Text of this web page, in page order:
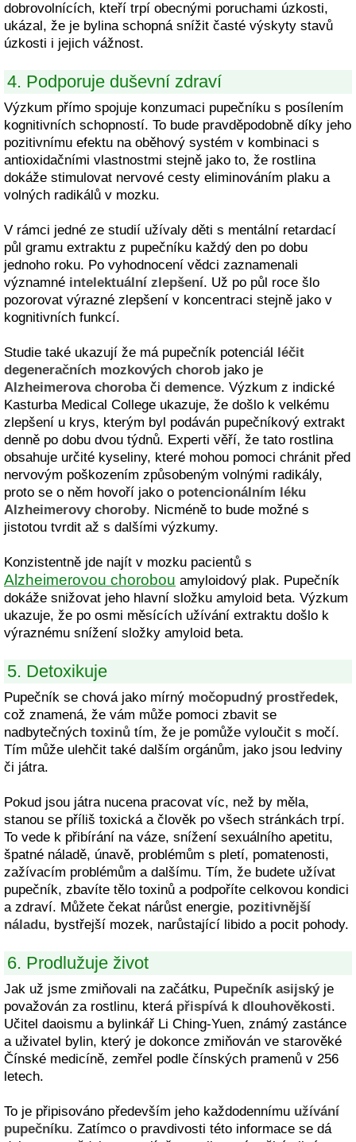
dobrovolnících, kteří trpí obecnými poruchami úzkosti,
ukázal, že je bylina schopná snížit časté výskyty stavů
úzkosti i jejich vážnost.
4. Podporuje duševní zdraví
Výzkum přímo spojuje konzumaci pupečníku s posílením
kognitivních schopností. To bude pravděpodobně díky jeho
pozitivnímu efektu na oběhový systém v kombinaci s
antioxidačními vlastnostmi stejně jako to, že rostlina
dokáže stimulovat nervové cesty eliminováním plaku a
volných radikálů v mozku.
V rámci jedné ze studií užívaly děti s mentální retardací
půl gramu extraktu z pupečníku každý den po dobu
jednoho roku. Po vyhodnocení vědci zaznamenali
významné intelektuální zlepšení. Už po půl roce šlo
pozorovat výrazné zlepšení v koncentraci stejně jako v
kognitivních funkcí.
Studie také ukazují že má pupečník potenciál léčit
degeneračních mozkových chorob jako je
Alzheimerova chorobači demence. Výzkum z indické
Kasturba Medical College ukazuje, že došlo k velkému
zlepšení u krys, kterým byl podáván pupečníkový extrakt
denně po dobu dvou týdnů. Experti věří, že tato rostlina
obsahuje určité kyseliny, které mohou pomoci chránit před
nervovým poškozením způsobeným volnými radikály,
proto se o něm hovoří jako o potencionálním léku
Alzheimerovy choroby. Nicméně to bude možné s
jistotou tvrdit až s dalšími výzkumy.
Konzistentně jde najít v mozku pacientů s
Alzheimerovou chorobou amyloidový plak. Pupečník
dokáže snižovat jeho hlavní složku amyloid beta. Výzkum
ukazuje, že po osmi měsících užívání extraktu došlo k
výraznému snížení složky amyloid beta.
5. Detoxikuje
Pupečník se chová jako mírný močopudný prostředek,
což znamená, že vám může pomoci zbavit se
nadbytečných toxinů tím, že je pomůže vyloučit s močí.
Tím může ulehčit také dalším orgánům, jako jsou ledviny
či játra.
Pokud jsou játra nucena pracovat víc, než by měla,
stanou se příliš toxická a člověk po všech stránkách trpí.
To vede k přibírání na váze, snížení sexuálního apetitu,
špatné náladě, únavě, problémům s pletí, pomatenosti,
zažívacím problémům a dalšímu. Tím, že budete užívat
pupečník, zbavíte tělo toxinů a podpoříte celkovou kondici
a zdraví. Můžete čekat nárůst energie, pozitivnější
náladu, bystřejší mozek, narůstající libido a pocit pohody.
6. Prodlužuje život
Jak už jsme zmiňovali na začátku, Pupečník asijskýje
považován za rostlinu, která přispívá k dlouhověkosti.
Učitel daoismu a bylinkář Li Ching-Yuen, známý zastánce
a uživatel bylin, který je dokonce zmiňován ve starověké
Čínské medicíně, zemřel podle čínských pramenů v 256
letech.
To je připisováno především jeho každodennímu užívání
pupečníku. Zatímco o pravdivosti této informace se dá